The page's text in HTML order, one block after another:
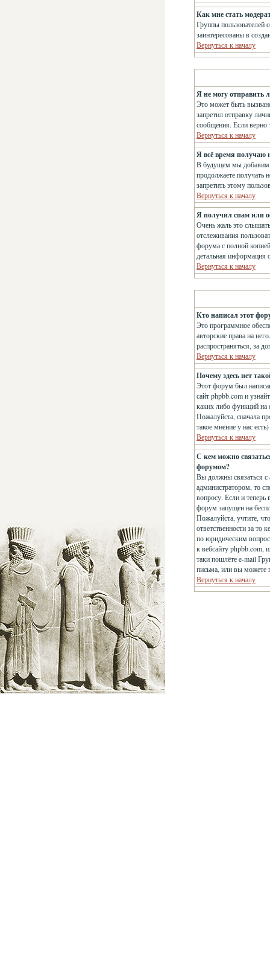
Как мне стать
Группы пользователей
заинтересованы в
Вернуться к началу
Я не могу отправить
Это может быть
запретил отправку
сообщения. Если верно
Вернуться к началу
Я всё время получаю
В будущем мы добавим
продолжаете получать
запретить этому
Вернуться к началу
Я получил спам или
Очень жаль это
отслеживания
форума с полной
детальная информация
Вернуться к началу
Кто написал этот
Это программное
авторские права на
распространяться, за
Вернуться к началу
Почему здесь нет
Этот форум был
сайт phpbb.com и
каких либо функций
Пожалуйста, сначала
такое мнение у нас
Вернуться к началу
С кем можно
форумом?
Вы должны связаться с
администратором, то
вопросу. Если и теперь
форум запущен на
Пожалуйста, учтите,
ответственности за
по юридическим
к вебсайту phpbb.com,
таки пошлёте e-mail
письма, или вы можете
Вернуться к началу